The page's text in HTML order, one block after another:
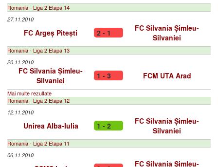
Romania - Liga 2 Etapa 14
27.11.2010
FC Argeș Pitești 2 - 1
FC Silvania Șimleu-
Silvaniei
Romania - Liga 2 Etapa 13
20.11.2010
FC Silvania Șimleu-
Silvaniei
1 - 3 FCM UTA Arad
Mai multe rezultate
Romania - Liga 2 Etapa 12
12.11.2010
Unirea Alba-Iulia 1 - 2
FC Silvania Șimleu-
Silvaniei
Romania - Liga 2 Etapa 11
06.11.2010
FC Silvania Șimleu-